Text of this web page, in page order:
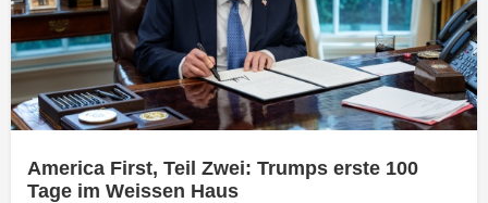
America First, Teil Zwei: Trumps erste 100
Tage im Weissen Haus